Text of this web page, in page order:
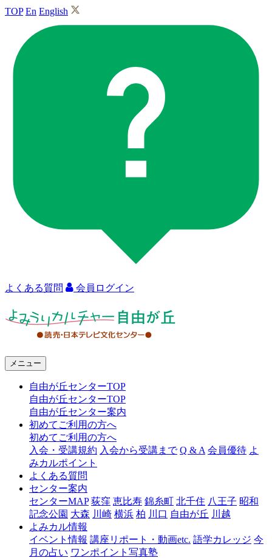
TOP En English
よくある質問 会員ログイン
ャ
由
丘
メニュー
自由が丘センターTOP
自由が丘センターTOP
自由が丘センター案内
初めてご利用の方へ
初めてご利用の方へ
入会・受講規約 入会から受講まで Q & A 会員優待 よ
みカルポイント
よくある質問
センター案内
センターMAP 荻窪 恵比寿 錦糸町 北千住 八王子 昭和
記念公園 大森 川崎 横浜 柏 川口 自由が丘 川越
よみカル情報
イベント情報 講座リポート・動画etc. 語学カレッジ 今
月の占い ワンポイント写真塾